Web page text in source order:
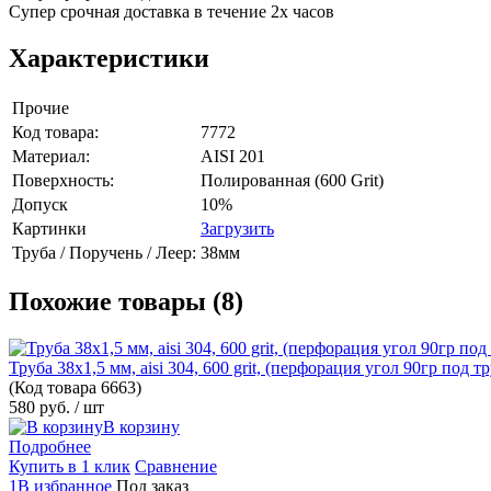
Супер срочная доставка в течение 2х часов
Характеристики
Прочие
Код товара:
7772
Материал:
AISI 201
Поверхность:
Полированная (600 Grit)
Допуск
10%
Картинки
Загрузить
Труба / Поручень / Леер: 38мм
Похожие товары (8)
Труба 38х1,5 мм, aisi 304, 600 grit, (перфорация угол 90гр под
(Код товара 6663)
580 руб. / шт
В корзину
Подробнее
Купить в 1 клик Сравнение
1В избранное Под заказ